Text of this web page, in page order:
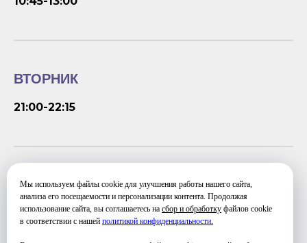
Мы используем файлы cookie для улучшения работы нашего сайта,
анализа его посещаемости и персонализации контента. Продолжая
использование сайта, вы соглашаетесь на сбор и обработку файлов cookie
в соответствии с нашей политикой конфиденциальности.
ВТОРНИК
21:00-22:15
ПЯТНИЦА
10:45-13:00